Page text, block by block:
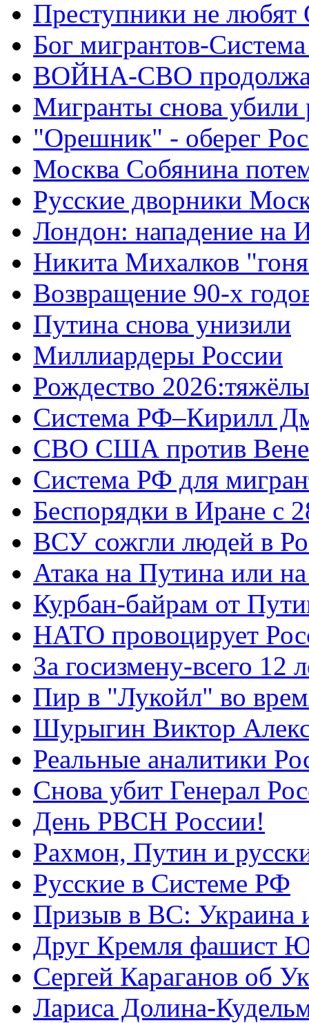
Преступники не
Бог мигрантов-
ВОЙНА-СВО
Мигранты снова убили
"Орешник" - оберег
Москва Собянина
Русские дворники
Лондон: нападение на
Никита Михалков
Возвращение 90-х
Путина снова унизили
Миллиардеры России
Рождество
Система РФ–Кирилл
СВО США против
Система РФ для
Беспорядки в Иране с
ВСУ сожгли людей в
Атака на Путина или
Курбан-байрам от
НАТО провоцирует
За госизмену-всего 12
Пир в "Лукойл" во
Шурыгин Виктор
Реальные аналитики
Снова убит Генерал
День РВСН России!
Рахмон, Путин и
Русские в Системе РФ
Призыв в ВС: Украина
Друг Кремля фашист
Сергей Караганов об
Лариса Долина-